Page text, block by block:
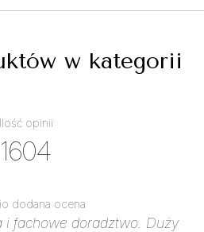
w kategorii
Ilość opinii
1604
dodana ocena
i fachowe doradztwo. Duży